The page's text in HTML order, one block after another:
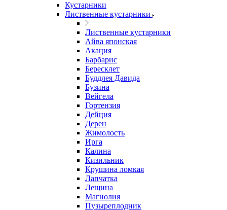
Кустарники
Лиственные кустарники
Лиственные кустарники
Айва японская
Акация
Барбарис
Бересклет
Буддлея Давида
Бузина
Вейгела
Гортензия
Дейция
Дерен
Жимолость
Ирга
Калина
Кизильник
Крушина ломкая
Лапчатка
Лещина
Магнолия
Пузыреплодник